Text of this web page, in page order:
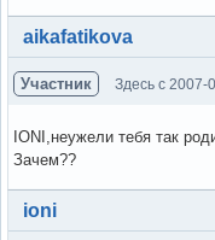
Вне форума
aikafatikova
Участник Здесь с 2007-
IONI,неужели тебя так
Зачем??
Вне форума
ioni